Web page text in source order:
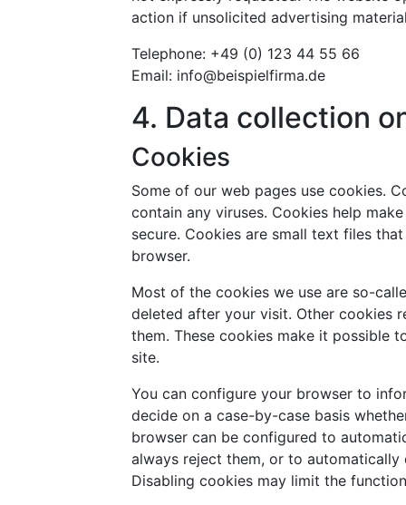
action if unsolicited advertising
Telephone: +49 (0) 123 44 55 66
Email: info@beispielfirma.de
4. Data collection
Cookies
Some of our web pages use cookies.
contain any viruses. Cookies help
secure. Cookies are small text files
browser.
Most of the cookies we use are so-
deleted after your visit. Other cookies
them. These cookies make it possible
site.
You can configure your browser to
decide on a case-by-case basis
browser can be configured to
always reject them, or to
Disabling cookies may limit the